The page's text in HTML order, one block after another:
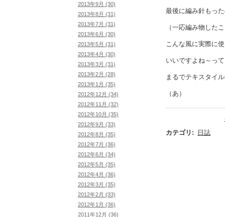
最後に編み針もっ
（一応編み物した
こんな風に実際に
いいですよね～って
まるでテキスタイ
（あ）
カテゴリ : 日誌
2013年9月 (30)
2013年8月 (31)
2013年7月 (31)
2013年6月 (30)
2013年5月 (31)
2013年4月 (30)
2013年3月 (31)
2013年2月 (28)
2013年1月 (35)
2012年12月 (34)
2012年11月 (32)
2012年10月 (35)
2012年9月 (33)
2012年8月 (35)
2012年7月 (36)
2012年6月 (34)
2012年5月 (35)
2012年4月 (36)
2012年3月 (35)
2012年2月 (33)
2012年1月 (36)
2011年12月 (36)